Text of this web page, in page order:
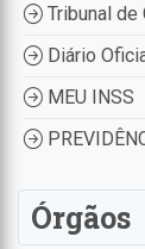
Tribunal de
Diário
MEU INSS
Órgãos